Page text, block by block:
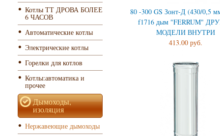
80 -300 GS Зонт-Д (430/0,5
f1716 дым "FERRUM"
МОДЕЛИ ВНУТРИ
413.00 руб.
Котлы ТТ ДРОВА БОЛЕЕ
6 ЧАСОВ
Автоматические котлы
Электрические котлы
Горелки для котлов
Котлы:автоматика и
прочее
Дымоходы,
изоляция
Нержавеющие дымоходы